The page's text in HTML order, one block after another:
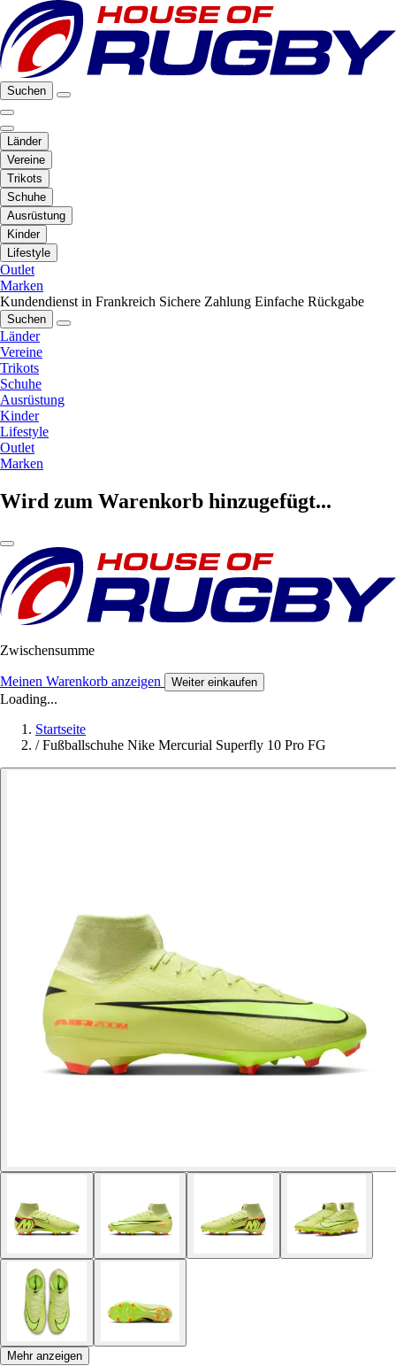
Suchen
Länder
Vereine
Trikots
Schuhe
Ausrüstung
Kinder
Lifestyle
Outlet
Marken
Kundendienst in Frankreich Sichere Zahlung Einfache Rückgabe
Suchen
Länder
Vereine
Trikots
Schuhe
Ausrüstung
Kinder
Lifestyle
Outlet
Marken
Wird zum Warenkorb hinzugefügt...
Zwischensumme
Meinen Warenkorb anzeigen Weiter einkaufen
Loading...
Startseite
/ Fußballschuhe Nike Mercurial Superfly 10 Pro FG
Mehr anzeigen